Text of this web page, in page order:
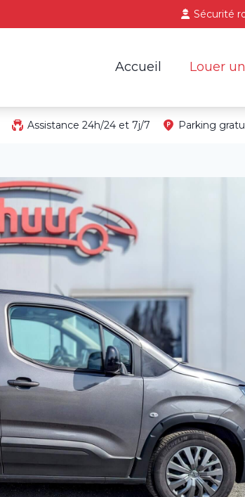
Sécurité
Accueil Louer
Assistance 24h/24 et 7j/7 Parking